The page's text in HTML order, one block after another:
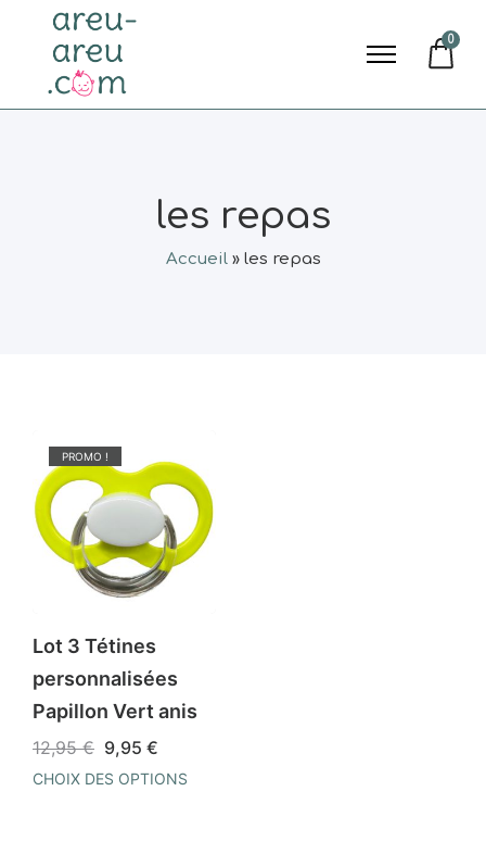
0
les repas
Accueil» les repas
PROMO !
Lot 3 Tétines
personnalisées
Papillon Vert anis
12,95€ Le
prix
initial
9,95 €
actuel
CHOIX DES OPTIONS